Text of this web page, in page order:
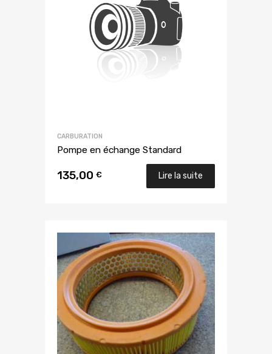
CARBURATION
Pompe en échange Standard
135,00 € Lire la suite